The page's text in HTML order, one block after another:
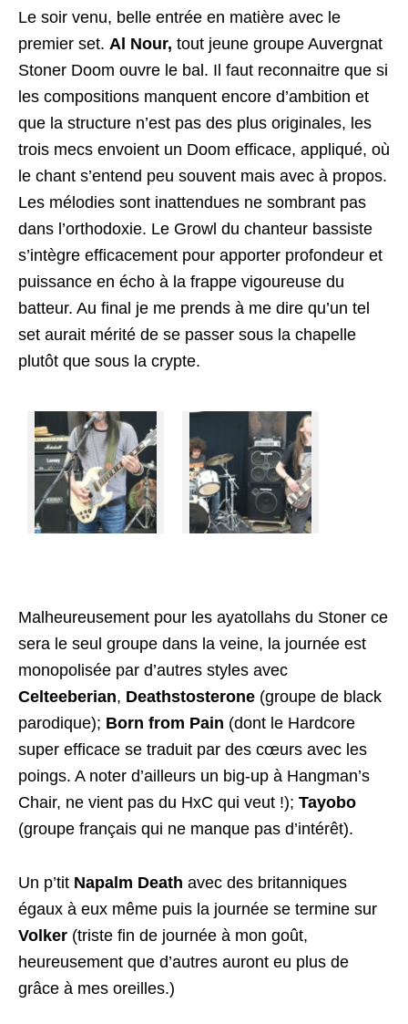
Le soir venu, belle entrée en matière avec le
premier set. Al Nour, tout jeune groupe Auvergnat
Stoner Doom ouvre le bal. Il faut reconnaitre que si
les compositions manquent encore d’ambition et
que la structure n’est pas des plus originales, les
trois mecs envoient un Doom efficace, appliqué, où
le chant s’entend peu souvent mais avec à propos.
Les mélodies sont inattendues ne sombrant pas
dans l’orthodoxie. Le Growl du chanteur bassiste
s’intègre efficacement pour apporter profondeur et
puissance en écho à la frappe vigoureuse du
batteur. Au final je me prends à me dire qu’un tel
set aurait mérité de se passer sous la chapelle
plutôt que sous la crypte.
Malheureusement pour les ayatollahs du Stoner ce
sera le seul groupe dans la veine, la journée est
monopolisée par d’autres styles avec
Celteeberian, Deathstosterone (groupe de black
parodique); Born from Pain (dont le Hardcore
super efficace se traduit par des cœurs avec les
poings. A noter d’ailleurs un big-up à Hangman’s
Chair, ne vient pas du HxC qui veut !); Tayobo
(groupe français qui ne manque pas d’intérêt).
Un p’tit Napalm Death avec des britanniques
égaux à eux même puis la journée se termine sur
Volker (triste fin de journée à mon goût,
heureusement que d’autres auront eu plus de
grâce à mes oreilles.)